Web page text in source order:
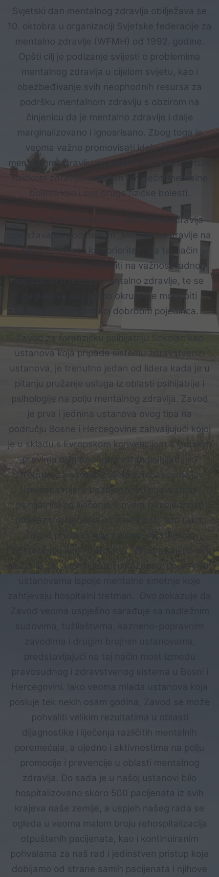
Svjetski dan mentalnog zdravlja ob ilježava se
10. oktobra u organizaciji Svjetske federacije za
mentalno zdravlje (WFMH) od 1992. godine.
Opšti cilj je podizanje svijesti o problemima
mentalnog zdravlja u cijelom svijetu, kao i
obezbeđivanje svih neophodnih resursa za
podršku mentalnom zdravlju s obzirom na
činjenicu da je mentalno zdravlje i dalje
marginalizovano i ignosrisano. Zbog toga je
veoma važno promovisati ideju o brizi o
mentalnom zdravlju na istom nivou kao o brizi o
fizičkom zdravlju, a samim tim liječiti mentalne
bolesti kao i sve druge fizičke bolesti.
Ove godine Svjetski dan mentalnog zdravlja
obilježava se pod motom „Mentalno zdravlje na
radnom mjestu kao prioritet“. Na taj način
pokušava se fokus staviti na važnost radnog
okruženja u brizi za mentalno zdravlje, te se
naglašava da i radno okruženje mora biti
prilagođeno psihičkoj dobrobiti pojedinca.
Zavod za forenzičku psihijatriju Sokolac kao
ustanova koja pripada sistemu zdravstvenih
ustanova, je trenutno jedan od lidera kada je u
pitanju pružanje usluga iz oblasti psihijatrije i
psihologije na polju mentalnog zdravlja. Zavod
je prva i jednina ustanova ovog tipa na
području Bosne i Hercegovine zahvaljujući kojoj
je u skladu s Evropskom konvencijom o ljudskim
pravima osiguran adekvatan psihijatrijski
tretman za osobe iz cijele zemlje kojima je
izrečena mjera bezbjednosti obaveznog
psihijatrijskog liječenja ili mjera bezbjednosti
obaveznog liječenja od zavisnosti. Isto tako,
Zavod pruža usluge neuropsihijatrijskog
vještačenja, kao i tretmana svih lica koji tokom
služenja zatvorskih kazni u kazneno-popravnim
Hercegovini. Iako veoma mlada ustanova koja
posluje tek nekih osam godina, Zavod se može
pohvaliti velikim rezultatima u oblasti
dijagnostike i liječenja različitih mentalnih
poremećaja, a ujedno i aktivnostima na polju
promocije i prevencije u oblasti mentalnog
zdravlja. Do sada je u našoj ustanovi bilo
hospitalizovano skoro 500 pacijenata iz svih
krajeva naše zemlje, a uspjeh našeg rada se
ogleda u veoma malom broju rehospitalizacija
otpuštenih pacijenata, kao i kontinuiranim
pohvalama za naš rad i jedinstven pristup koje
dobijamo od strane samih pacijenata i njihove